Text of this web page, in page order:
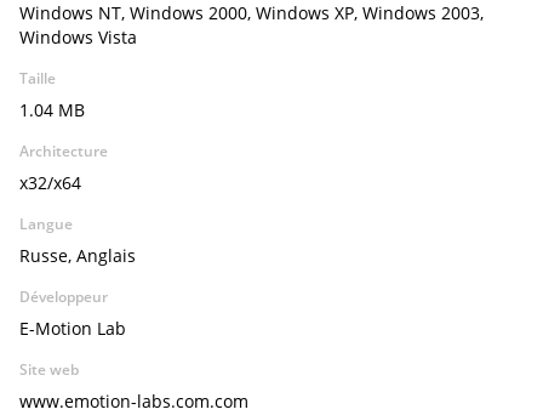
Windows NT, Windows 2000, Windows XP, Windows 2003,
Windows Vista
Taille
1.04 MB
Architecture
x32/x64
Langue
Russe, Anglais
Développeur
E-Motion Lab
Site web
www.emotion-labs.com.com